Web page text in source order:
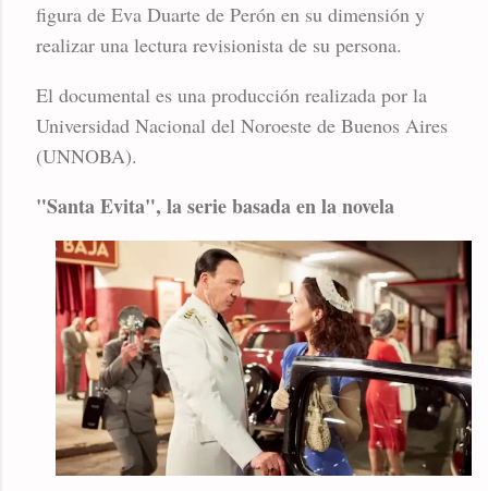
figura de Eva Duarte de Perón en su dimensión y
realizar una lectura revisionista de su persona.
El documental es una producción realizada por la
Universidad Nacional del Noroeste de Buenos Aires
(UNNOBA).
"Santa Evita", la serie basada en la novela